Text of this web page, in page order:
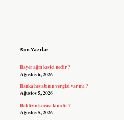
Son Yazılar
Bayer ağrı kesici nedir ?
Ağustos 6, 2026
Banka hesabının vergisi var mı ?
Ağustos 5, 2026
Baldizin kocası kimdir ?
Ağustos 5, 2026